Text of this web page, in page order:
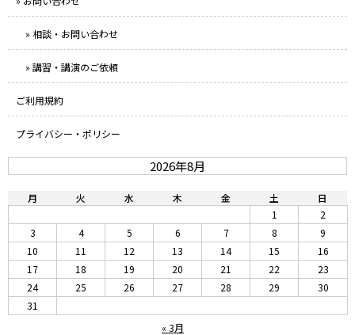
» 相談・お問い合わせ
» 講習・講演のご依頼
ご利用規約
プライバシー・ポリシー
2026年8月
月 火 水 木 金 土
日
1
2
3
4 5 6 7 8
9
10
11 12 13 14 15
16
17
18 19 20 21 22
23
24
25 26 27 28 29
30
31
« 3月